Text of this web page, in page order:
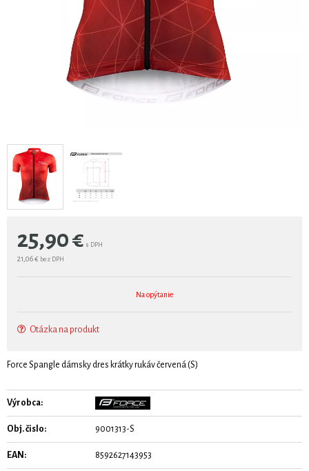
25,90€ s DPH
21,06 € bez DPH
Na opýtanie
Otázka na produkt
Force Spangle dámsky dres krátky rukáv červená (S)
Výrobca:
Obj. čislo: 9001313-S
EAN: 8592627143953